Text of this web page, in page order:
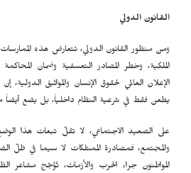
القانون الدولي
ومن منظور القانون الدولي، تتعارض هذه
الملكية، وخطر المصادر التعسفية وضمان
الإعلان العالمي لحقوق الإنسان والمواثيق الدولية،
يطعن فقط في شرعية النظام داخلياً، بل يضع
على الصعيد الاجتماعي، لا تقلّ تبعات هذا
والمجتمع، فمصادرة الممتلكات لا سيما في ظلّ
المواطنون جراء الحرب والأزمات، تُؤجّج مشاعر